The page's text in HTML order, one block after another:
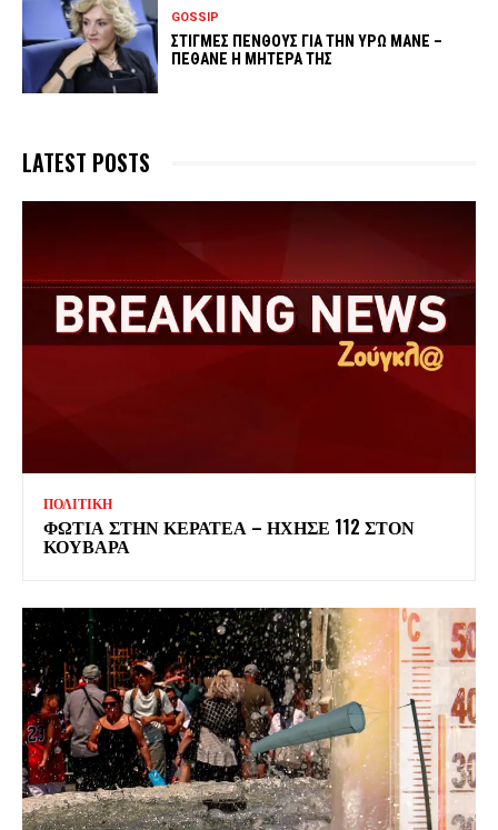
GOSSIP
ΣΤΙΓΜΕΣ ΠΕΝΘΟΥΣ ΓΙΑ ΤΗΝ ΥΡΩ ΜΑΝΕ –
ΠΕΘΑΝΕ Η ΜΗΤΕΡΑ ΤΗΣ
LATEST POSTS
ΠΟΛΙΤΙΚΗ
ΦΩΤΙΑ ΣΤΗΝ ΚΕΡΑΤΕΑ – ΗΧΗΣΕ 112 ΣΤΟΝ
ΚΟΥΒΑΡΑ